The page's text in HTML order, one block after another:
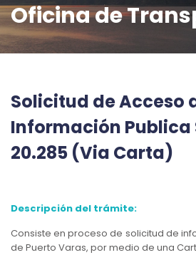
Oficina de
Solicitud de Acceso
Información Publica
20.285 (Via Carta)
Descripción del trámite:
Consiste en proceso de solicitud de
de Puerto Varas, por medio de una